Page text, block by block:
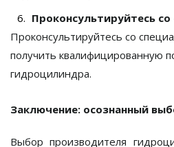
Проконсультируйтесь
Проконсультируйтесь со
получить квалифицированную
гидроцилиндра.
Заключение: осознанный
Выбор производителя